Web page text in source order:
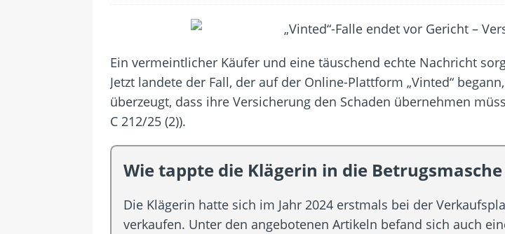
[ 22. Juli 2026 ]
WhatsApp macht die Handynummer unsichtbar – Die
DSL-Ende rückt näher – Viele setzen trotzdem immer noch auf
[ 5. August 2026 ]
Wahlfreiheit der Verbraucher gestärkt – Gerichtsurteil zu Apple
Ein vermeintlicher Käufer und eine täuschend echte Nachricht
Jetzt landete der Fall, der auf der Online-Plattform „Vinted“
überzeugt, dass ihre Versicherung den Schaden übernehmen
C 212/25 (2)).
Wie tappte die Klägerin in die Betrugsmasche
Die Klägerin hatte sich im Jahr 2024 erstmals bei der
verkaufen. Unter den angebotenen Artikeln befand sich auch